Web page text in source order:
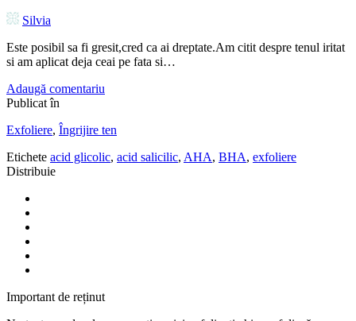
Silvia
Este posibil sa fi gresit,cred ca ai dreptate.Am citit despre tenul iritat
si am aplicat deja ceai pe fata si…
Adaugă comentariu
Publicat în
Exfoliere, Îngrijire ten
Etichete acid glicolic, acid salicilic, AHA, BHA, exfoliere
Distribuie
Important de reținut